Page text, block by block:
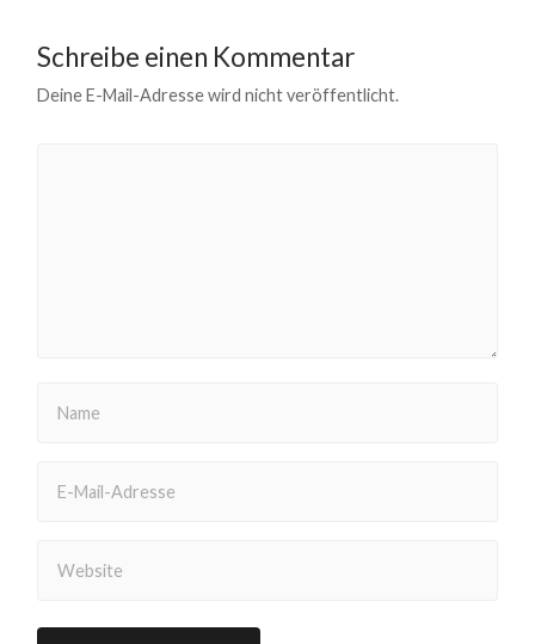
Schreibe einen Kommentar
Deine E-Mail-Adresse wird nicht veröffentlicht.